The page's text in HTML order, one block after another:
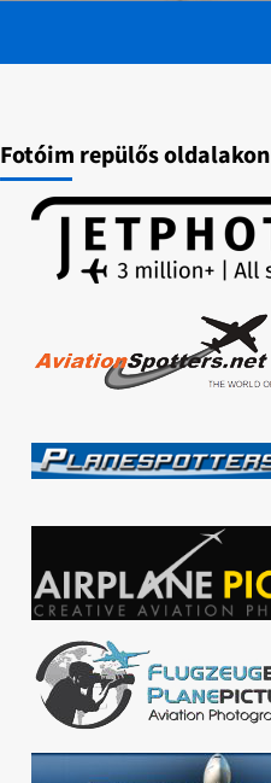
Fotóim repülős oldalakon